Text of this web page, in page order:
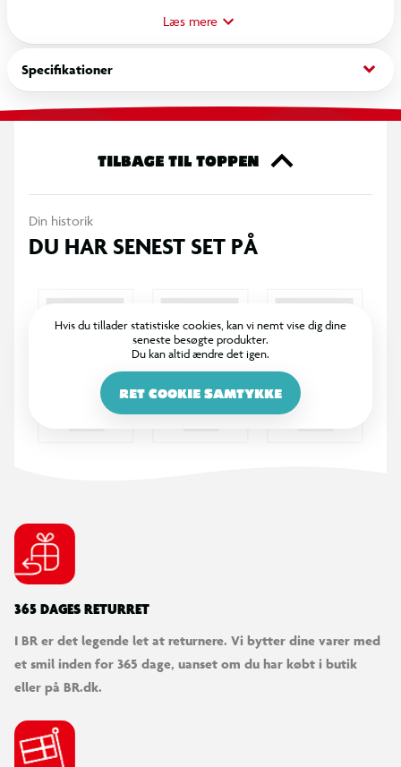
Læs mere
Specifikationer keyboard_arrow_down
TILBAGE TIL TOPPEN
Din historik
DU HAR SENEST SET PÅ
Hvis du tillader statistiske cookies, kan vi nemt vise dig dine
seneste besøgte produkter.
Du kan altid ændre det igen.
RET COOKIE SAMTYKKE
365 DAGES RETURRET
I BR er det legende let at returnere. Vi bytter dine varer med
et smil inden for 365 dage, uanset om du har købt i butik
eller på BR.dk.